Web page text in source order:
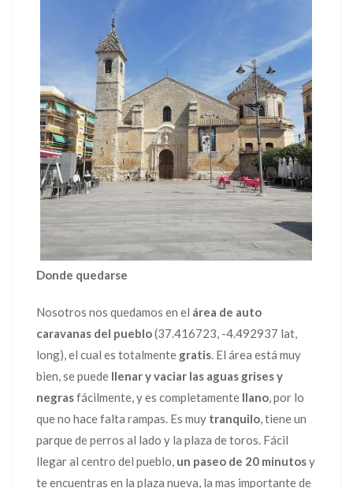
Donde quedarse
Nosotros nos quedamos en el área de auto
caravanas del pueblo(37.416723, -4.492937 lat,
long), el cual es totalmente gratis. El área está muy
bien, se puede llenar y vaciar las aguas grises y
negrasfácilmente, y es completamente llano, por lo
que no hace falta rampas. Es muy tranquilo, tiene un
parque de perros al lado y la plaza de toros. Fácil
llegar al centro del pueblo, un paseo de 20 minutosy
te encuentras en la plaza nueva, la mas importante de